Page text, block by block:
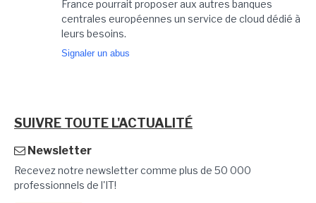
France pourrait proposer aux autres banques
centrales européennes un service de cloud dédié à
leurs besoins.
Signaler un abus
SUIVRE TOUTE L'ACTUALITÉ
Newsletter
Recevez notre newsletter comme plus de 50 000
professionnels de l'IT!